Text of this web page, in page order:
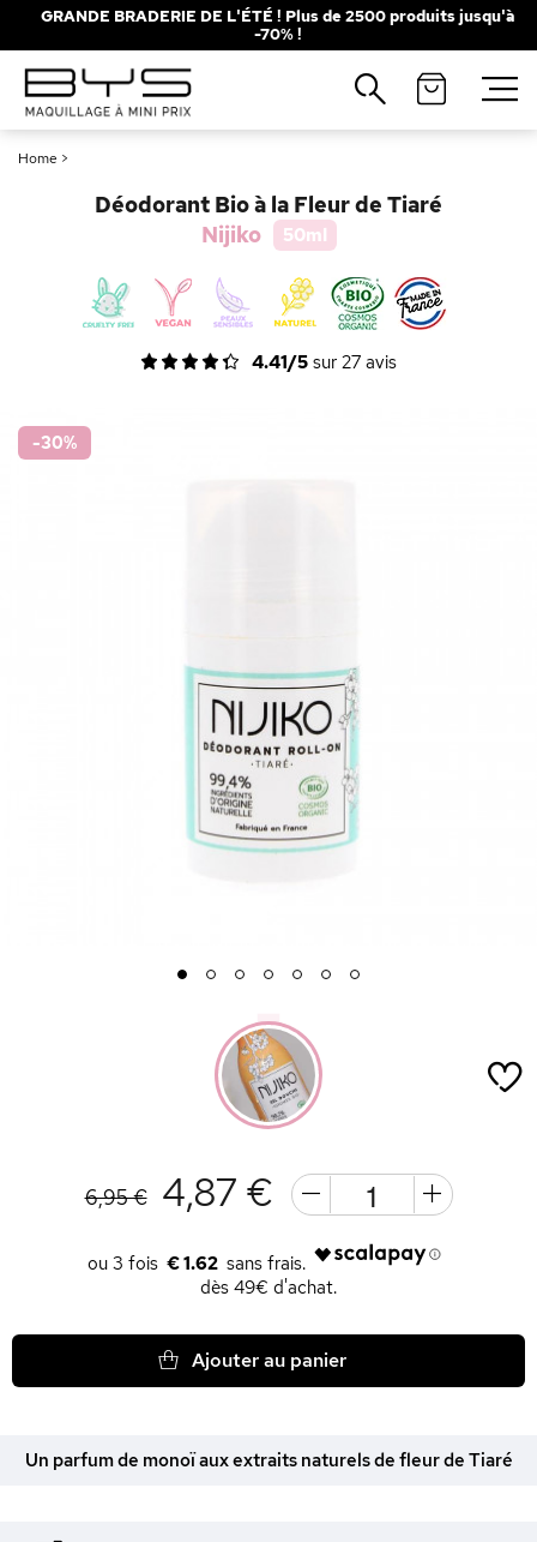
GRANDE BRADERIE DE L'ÉTÉ ! Plus de 2500 produits jusqu'à
-70% !
Home >
Déodorant Bio à la Fleur de Tiaré
Nijiko
50ml
4.41/5 sur 27 avis
-30%
1 2 3 4 5 6 7
6,95 € 4,87 €
€ 1.62
dès 49€ d'achat.
Ajouter au panier
Un parfum de monoï aux extraits naturels de fleur de Tiaré
Fermer
Recherches populaires
Rouge à Lèvres